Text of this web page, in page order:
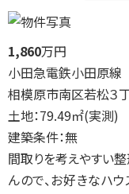
1,860万円
小田急電鉄小田原
相模原市南区若松３
土地：79.49㎡(実測)
建築条件：無
間取りを考えやすい
んので、お好きなハ